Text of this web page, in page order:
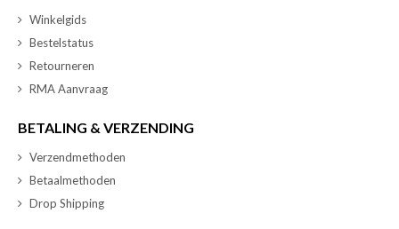
Winkelgids
Bestelstatus
Retourneren
RMA Aanvraag
BETALING & VERZENDING
Verzendmethoden
Betaalmethoden
Drop Shipping